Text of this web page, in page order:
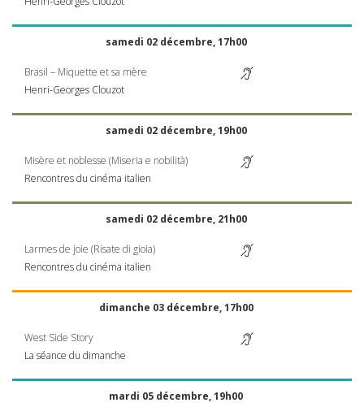
samedi 02 décembre, 17h00
Brasil – Miquette et sa mère
Henri-Georges Clouzot
samedi 02 décembre, 19h00
Misère et noblesse (Miseria e nobilità)
Rencontres du cinéma italien
samedi 02 décembre, 21h00
Larmes de joie (Risate di gioia)
Rencontres du cinéma italien
dimanche 03 décembre, 17h00
West Side Story
La séance du dimanche
mardi 05 décembre, 19h00